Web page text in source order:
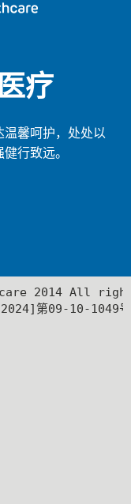
疗
馨呵护，处处以
行致远。
2014 All
第09-10-1049号